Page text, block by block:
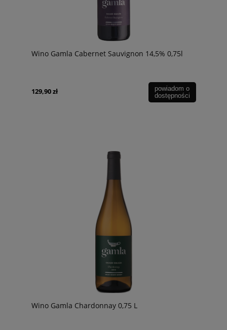
Wino Gamla Cabernet Sauvignon 14,5% 0,75l
129,90 zł
powiadom o
dostępności
Wino Gamla Chardonnay 0,75 L